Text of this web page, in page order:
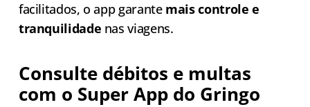
facilitados, o app garante mais controle e
tranquilidade nas viagens.
Consulte débitos e multas
com o Super App do Gringo